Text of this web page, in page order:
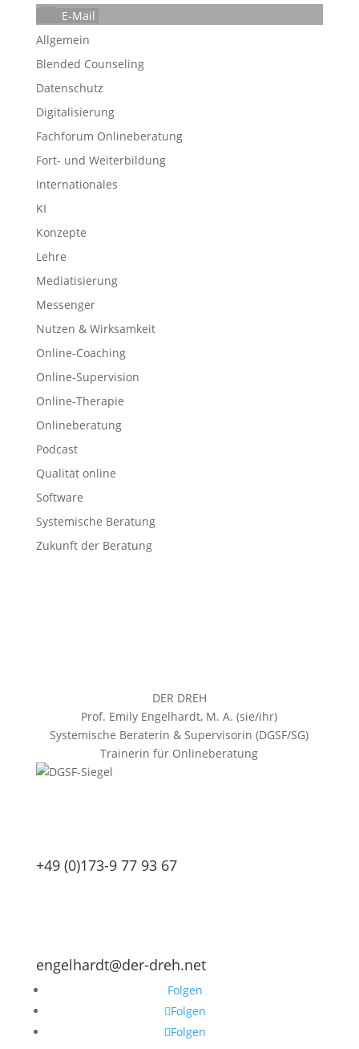
E-Mail
Allgemein
Blended Counseling
Datenschutz
Digitalisierung
Fachforum Onlineberatung
Fort- und Weiterbildung
Internationales
KI
Konzepte
Lehre
Mediatisierung
Messenger
Nutzen & Wirksamkeit
Online-Coaching
Online-Supervision
Online-Therapie
Onlineberatung
Podcast
Qualität online
Software
Systemische Beratung
Zukunft der Beratung
DER DREH
Prof. Emily Engelhardt, M. A. (sie/ihr)
Systemische Beraterin & Supervisorin (DGSF/SG)
Trainerin für Onlineberatung
+49 (0)173-9 77 93 67
engelhardt@der-dreh.net
Folgen
Folgen
Folgen